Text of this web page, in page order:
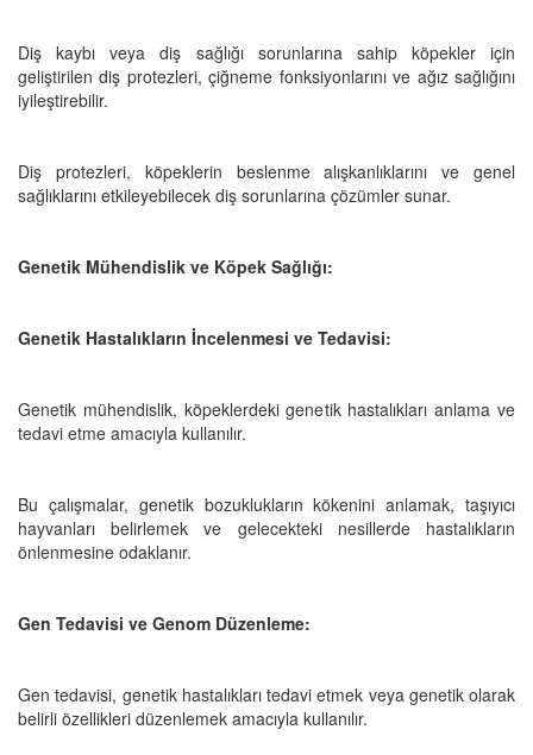
Diş kaybı veya diş sağlığı sorunlarına sahip köpekler için
geliştirilen diş protezleri, çiğneme fonksiyonlarını ve ağız sağlığını
iyileştirebilir.
Diş protezleri, köpeklerin beslenme alışkanlıklarını ve genel
sağlıklarını etkileyebilecek diş sorunlarına çözümler sunar.
Genetik Mühendislik ve Köpek Sağlığı:
Genetik Hastalıkların İncelenmesi ve Tedavisi:
Genetik mühendislik, köpeklerdeki genetik hastalıkları anlama ve
tedavi etme amacıyla kullanılır.
Bu çalışmalar, genetik bozuklukların kökenini anlamak, taşıyıcı
hayvanları belirlemek ve gelecekteki nesillerde hastalıkların
önlenmesine odaklanır.
Gen Tedavisi ve Genom Düzenleme:
Gen tedavisi, genetik hastalıkları tedavi etmek veya genetik olarak
belirli özellikleri düzenlemek amacıyla kullanılır.